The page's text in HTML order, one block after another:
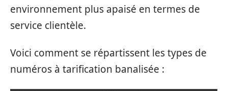
environnement plus apaisé en termes de
service clientèle.
Voici comment se répartissent les types de
numéros à tarification banalisée :